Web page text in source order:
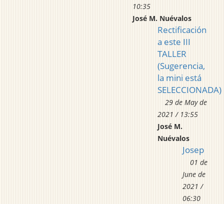
10:35
José M. Nuévalos
Rectificación
a este III
TALLER
(Sugerencia,
la mini está
SELECCIONADA)
29 de May de
2021 / 13:55
José M.
Nuévalos
Josep
01 de
June de
2021 /
06:30